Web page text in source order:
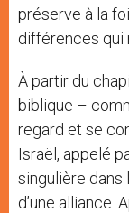
préserve à la
différences qui
À partir du
biblique –
regard et se
Israël, appelé
singulière dans
d’une alliance.